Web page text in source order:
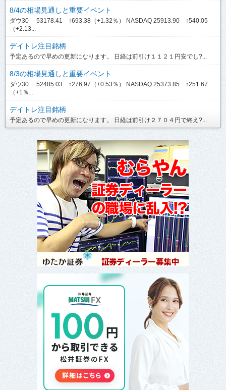
8/4の相場見通しと重要イベント
ダウ30 53178.41 ↑693.38（+1.32％） NASDAQ 25913.90 ↑540.05
（+2.13...
デイトレ注目銘柄
予定あるので早めの更新になります。 日経は前引け１１２１円安でし?...
8/3の相場見通しと重要イベント
ダウ30 52485.03 ↑276.97（+0.53％） NASDAQ 25373.85 ↑251.67
（+1％...
デイトレ注目銘柄
予定あるので早めの更新になります。 日経は前引け２７０４円で終え?...